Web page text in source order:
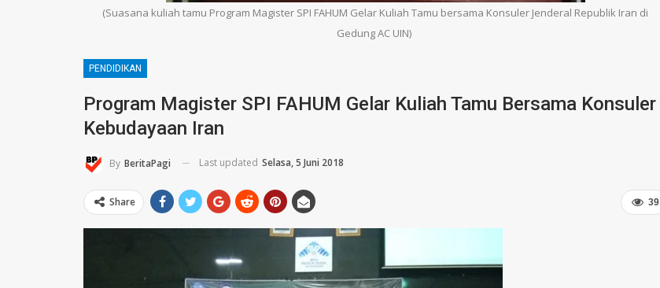
(Suasana kuliah tamu Program Magister SPI FAHUM Gelar Kuliah Tamu bersama Konsuler Jenderal Republik Iran di
Gedung AC UIN)
PENDIDIKAN
Program Magister SPI FAHUM Gelar Kuliah Tamu Bersama Konsuler
Kebudayaan Iran
By BeritaPagi Last updated Selasa, 5 Juni 2018
39
Share